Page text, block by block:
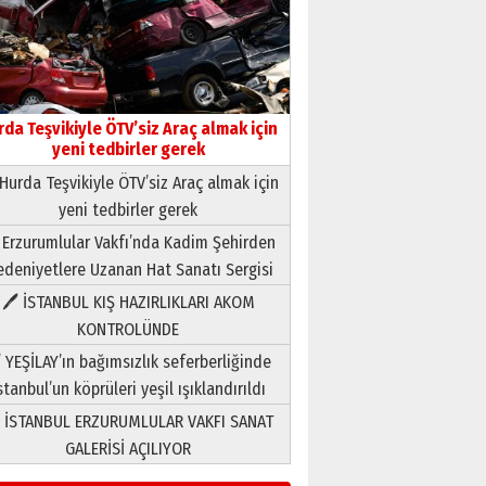
Teşvikiyle ÖTV’siz Araç almak için
yeni tedbirler gerek
Teşvikiyle ÖTV’siz Araç almak için
yeni tedbirler gerek
Vakfı’nda Kadim Şehirden
Uzanan Hat Sanatı Sergisi
🖊 İSTANBUL KIŞ HAZIRLIKLARI AKOM
KONTROLÜNDE
bağımsızlık seferberliğinde
köprüleri yeşil ışıklandırıldı
ERZURUMLULAR VAKFI SANAT
GALERİSİ AÇILIYOR
Yıldırım Gündoğdu
HAVVA’NIN ÜÇ KIZI
09 Temmuz 2026 Perşembe
Yusuf POLAT
Şampiyonluk Sebahattin
Şirin’e yazar
11 Mayıs 2026 Pazartesi
Neşat YALÇIN
Paranın Aile Kültüründeki Yeri
03 Ağustos 2026 Pazartesi
Yıldırım Gündoğdu
HAVVA’NIN ÜÇ KIZI
09 Temmuz 2026 Perşembe
Yusuf POLAT
Şampiyonluk Sebahattin